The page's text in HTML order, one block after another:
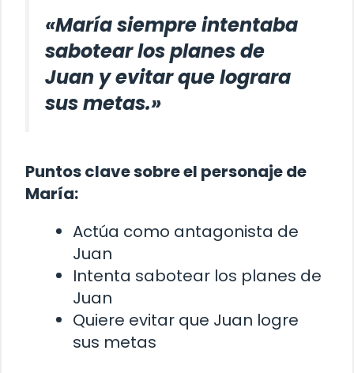
«María siempre intentaba
sabotear los planes de
Juan y evitar que lograra
sus metas.»
Puntos clave sobre el personaje de
María:
Actúa como antagonista de
Juan
Intenta sabotear los planes de
Juan
Quiere evitar que Juan logre
sus metas